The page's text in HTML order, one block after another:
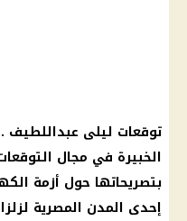
توقعات ليلى عبداللطيف
الخبيرة في مجال
بتصريحاتها حول أزمة
إحدى المدن المصرية